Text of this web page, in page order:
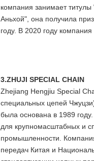
компания занимает
Аньхой", она получила
году. В 2020 году
3.ZHUJI SPECIAL CHAIN
Zhejiang Hengjiu Special
специальных цепей
была основана в 1989
для крупномасштабных и
промышленности.
передач Китая и